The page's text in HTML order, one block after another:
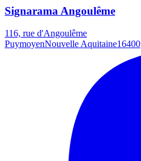
Signarama Angoulême
116, rue d'Angoulême
PuymoyenNouvelle Aquitaine16400